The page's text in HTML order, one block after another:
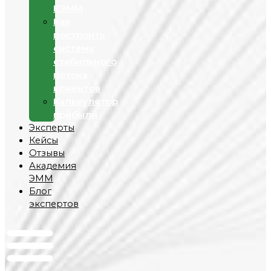
КЭММ
Как
построить
систему
стабильного
потока
клиентов
Калькулятор
прибыли
Эксперты
Кейсы
Отзывы
Академия
ЭММ
Блог
экспертов